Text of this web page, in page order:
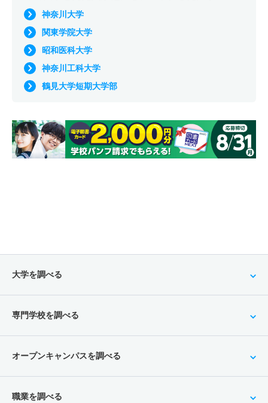
神奈川大学
関東学院大学
昭和医科大学
神奈川工科大学
鶴見大学短期大学部
大学を調べる
専門学校を調べる
オープンキャンパスを調べる
職業を調べる